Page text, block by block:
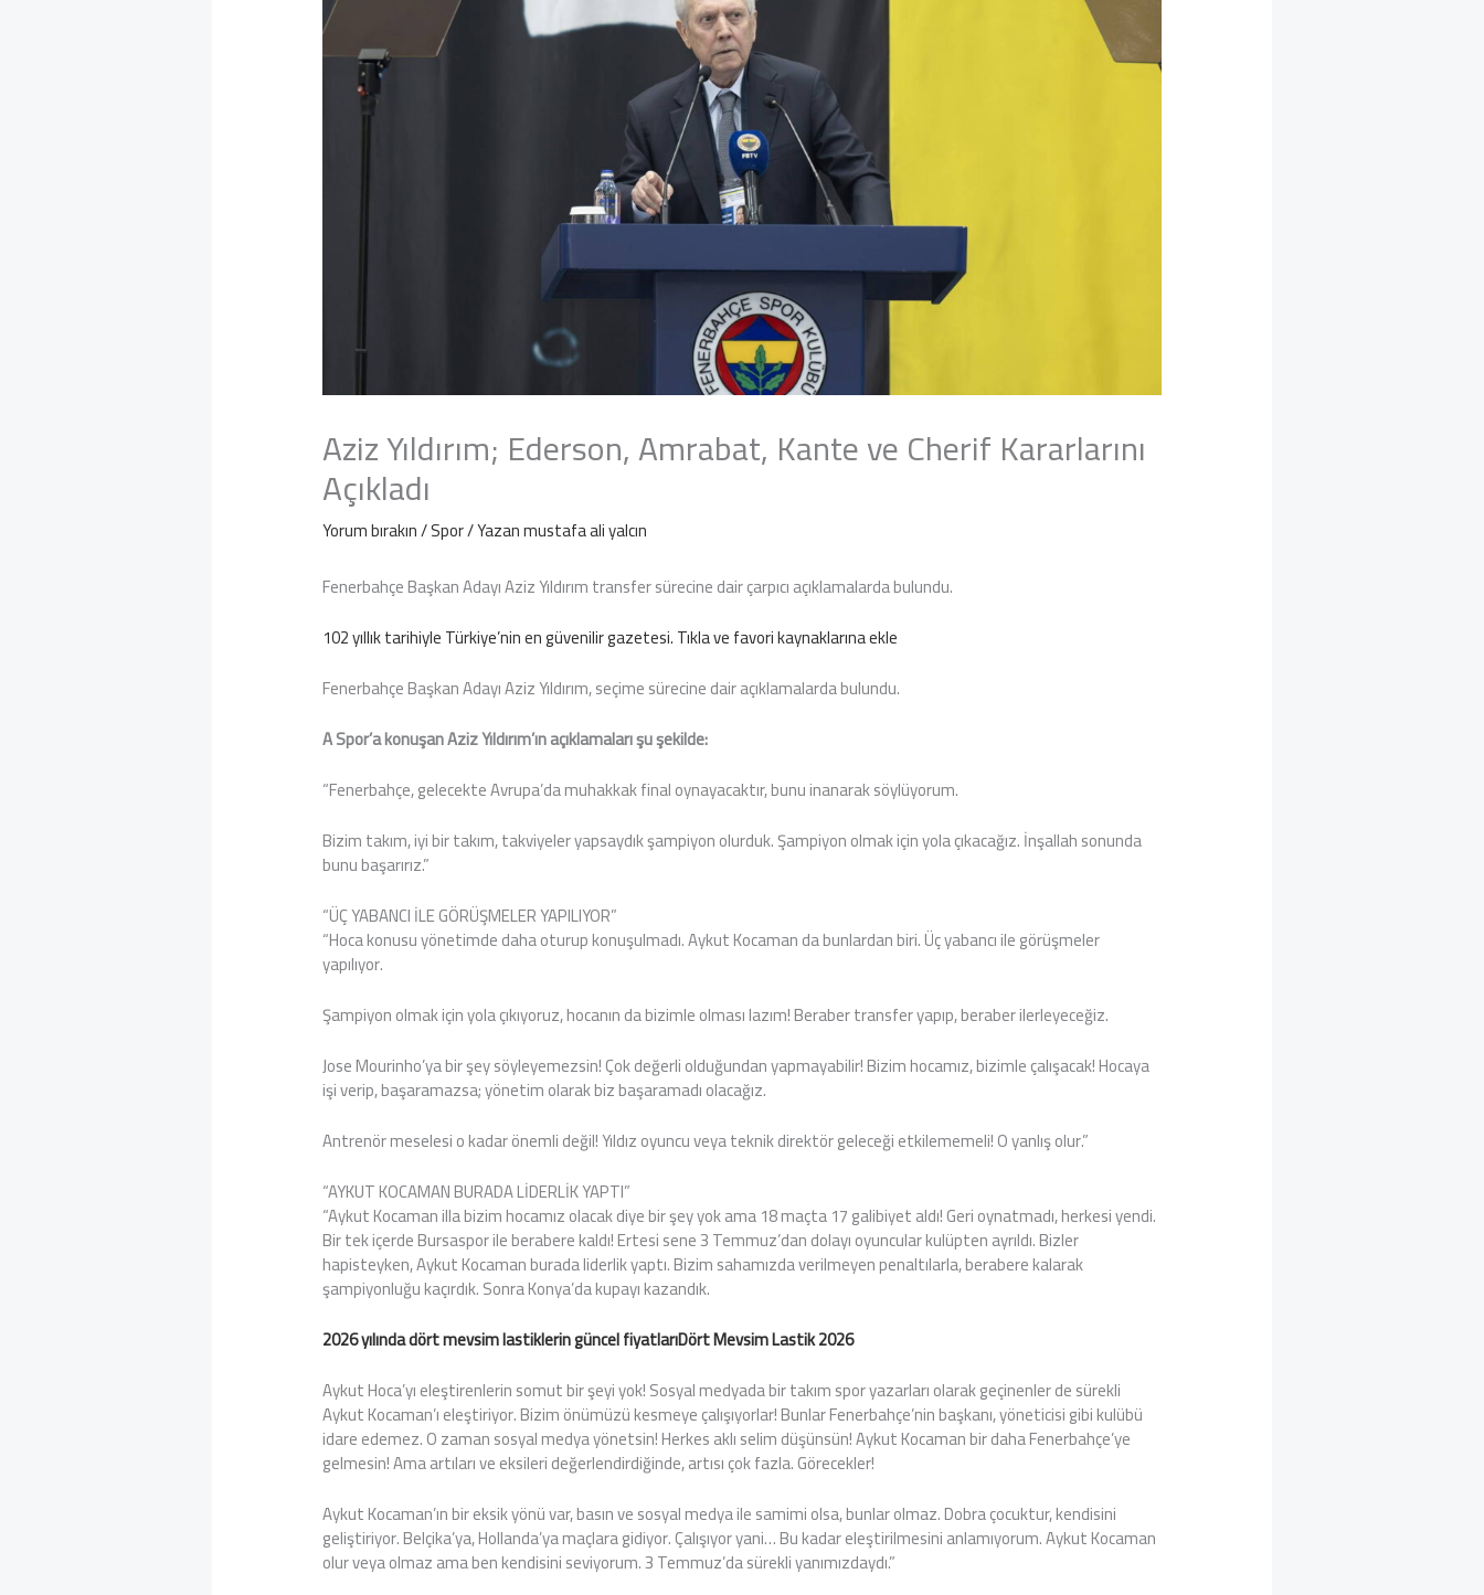
Aziz Yıldırım; Ederson, Amrabat, Kante ve Cherif Kararlarını
Açıkladı
Yorum bırakın/Spor/ Yazanmustafa ali yalcın
Fenerbahçe Başkan Adayı Aziz Yıldırım transfer sürecine dair çarpıcı açıklamalarda bulundu.
102 yıllık tarihiyle Türkiye’nin en güvenilir gazetesi. Tıkla ve favori kaynaklarına ekle
Fenerbahçe Başkan Adayı Aziz Yıldırım, seçime sürecine dair açıklamalarda bulundu.
A Spor’a konuşan Aziz Yıldırım’ın açıklamaları şu şekilde:
“Fenerbahçe, gelecekte Avrupa’da muhakkak final oynayacaktır, bunu inanarak söylüyorum.
Bizim takım, iyi bir takım, takviyeler yapsaydık şampiyon olurduk. Şampiyon olmak için yola çıkacağız. İnşallah sonunda
bunu başarırız.”
“ÜÇ YABANCI İLE GÖRÜŞMELER YAPILIYOR”
“Hoca konusu yönetimde daha oturup konuşulmadı. Aykut Kocaman da bunlardan biri. Üç yabancı ile görüşmeler
yapılıyor.
Şampiyon olmak için yola çıkıyoruz, hocanın da bizimle olması lazım! Beraber transfer yapıp, beraber ilerleyeceğiz.
Jose Mourinho’ya bir şey söyleyemezsin! Çok değerli olduğundan yapmayabilir! Bizim hocamız, bizimle çalışacak! Hocaya
işi verip, başaramazsa; yönetim olarak biz başaramadı olacağız.
Antrenör meselesi o kadar önemli değil! Yıldız oyuncu veya teknik direktör geleceği etkilememeli! O yanlış olur.”
“AYKUT KOCAMAN BURADA LİDERLİK YAPTI”
“Aykut Kocaman illa bizim hocamız olacak diye bir şey yok ama 18 maçta 17 galibiyet aldı! Geri oynatmadı, herkesi yendi.
Bir tek içerde Bursaspor ile berabere kaldı! Ertesi sene 3 Temmuz’dan dolayı oyuncular kulüpten ayrıldı. Bizler
hapisteyken, Aykut Kocaman burada liderlik yaptı. Bizim sahamızda verilmeyen penaltılarla, berabere kalarak
şampiyonluğu kaçırdık. Sonra Konya’da kupayı kazandık.
2026 yılında dört mevsim lastiklerin güncel fiyatlarıDört Mevsim Lastik 2026
Aykut Hoca’yı eleştirenlerin somut bir şeyi yok! Sosyal medyada bir takım spor yazarları olarak geçinenler de sürekli
Aykut Kocaman’ı eleştiriyor. Bizim önümüzü kesmeye çalışıyorlar! Bunlar Fenerbahçe’nin başkanı, yöneticisi gibi kulübü
idare edemez. O zaman sosyal medya yönetsin! Herkes aklı selim düşünsün! Aykut Kocaman bir daha Fenerbahçe’ye
gelmesin! Ama artıları ve eksileri değerlendirdiğinde, artısı çok fazla. Görecekler!
Aykut Kocaman’ın bir eksik yönü var, basın ve sosyal medya ile samimi olsa, bunlar olmaz. Dobra çocuktur, kendisini
geliştiriyor. Belçika’ya, Hollanda’ya maçlara gidiyor. Çalışıyor yani… Bu kadar eleştirilmesini anlamıyorum. Aykut Kocaman
olur veya olmaz ama ben kendisini seviyorum. 3 Temmuz’da sürekli yanımızdaydı.”